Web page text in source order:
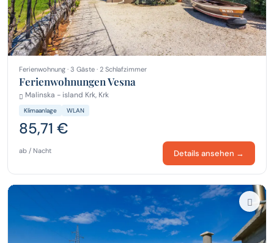
Ferienwohnung · 3 Gäste · 2 Schlafzimmer
Ferienwohnungen Vesna
Malinska - island Krk, Krk
Klimaanlage WLAN
85,71 €
ab / Nacht Details ansehen →